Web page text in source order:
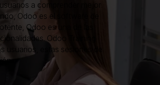
a comprender mejor
Odoo es el software de
Odoo es una de las
Odoo Training
estas sesiones de